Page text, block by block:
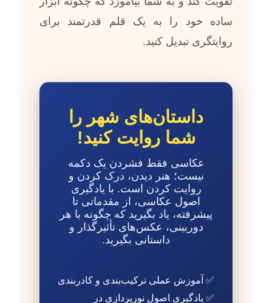
ساده خود را به یک قلم قدرتمند برای
روایتگری تبدیل کنید.
داستان‌های شهر را
شما روایت کنید!
عکاسی فقط فشردن یک دکمه
نیست؛ هنر دیدن، درک کردن و
روایت کردن است. با یادگیری
اصول عکاسی، از مقدماتی تا
پیشرفته، یاد بگیرید که چگونه با هر
دوربینی، عکس‌های تأثیرگذار و
داستانی بگیرید.
✅ آموزش عملی ترکیب‌بندی و کادربندی
✅ یادگیری اصول نورپردازی در